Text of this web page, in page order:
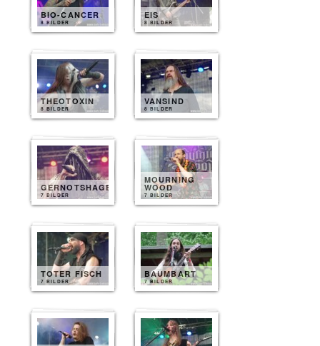
BIO-CANCER
8 BILDER
EIS
8 BILDER
THEOTOXIN
8 BILDER
VANSIND
8 BILDER
GERNOTSHAGEN
7 BILDER
MOURNING
WOOD
7 BILDER
TOTER FISCH
7 BILDER
BAUMBART
7 BILDER